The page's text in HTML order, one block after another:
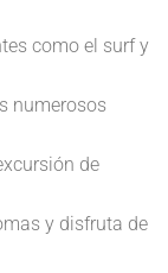
como el surf y
numerosos
de
y disfruta de